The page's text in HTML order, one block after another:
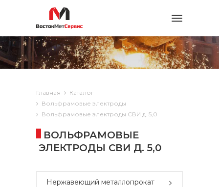
Toggle
Главная
Каталог
Вольфрамовые электроды
Вольфрамовые электроды СВИ д. 5,0
ВОЛЬФРАМОВЫЕ
ЭЛЕКТРОДЫ СВИ Д. 5,0
Нержавеющий металлопрокат